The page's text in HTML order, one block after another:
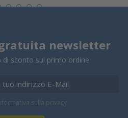
newsletter
di sconto sul primo ordine
sulla privacy